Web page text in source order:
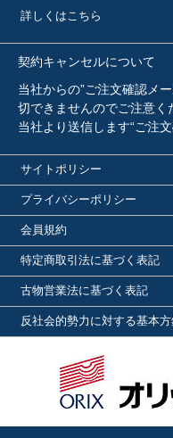
詳しくはこちら
契約キャンセルについて
当社からの”ご注文確認メ
切できませんのでご注意く
当社より送信します“ご注
サイトポリシー
プライバシーポリシー
会員規約
特定商取引法に基づく表記
古物営業法に基づく表記
反社会的勢力に対する基本